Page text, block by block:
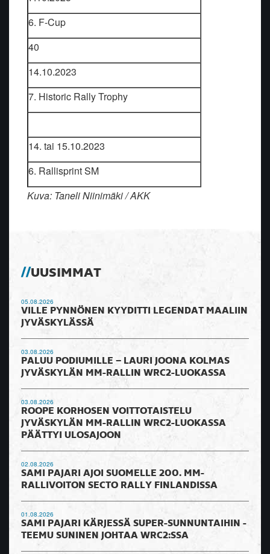
6. F-Cup
40
14.10.2023
7. Historic Rally Trophy
14. tai 15.10.2023
6. Rallisprint SM
Kuva: Taneli Niinimäki / AKK
UUSIMMAT
05.08.2026
VILLE PYNNÖNEN KYYDITTI LEGENDAT MAALIIN
JYVÄSKYLÄSSÄ
03.08.2026
PALUU PODIUMILLE – LAURI JOONA KOLMAS
JYVÄSKYLÄN MM-RALLIN WRC2-LUOKASSA
03.08.2026
ROOPE KORHOSEN VOITTOTAISTELU
JYVÄSKYLÄN MM-RALLIN WRC2-LUOKASSA
PÄÄTTYI ULOSAJOON
02.08.2026
SAMI PAJARI AJOI SUOMELLE 200. MM-
RALLIVOITON SECTO RALLY FINLANDISSA
01.08.2026
SAMI PAJARI KÄRJESSÄ SUPER-SUNNUNTAIHIN -
TEEMU SUNINEN JOHTAA WRC2:SSA